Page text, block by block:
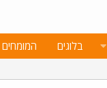
בלוגים המומחים